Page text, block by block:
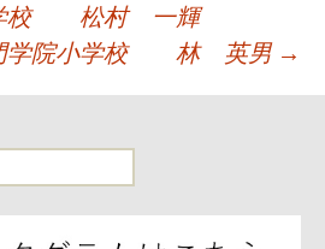
学校 松村 一輝
学院小学校 林 英男 →